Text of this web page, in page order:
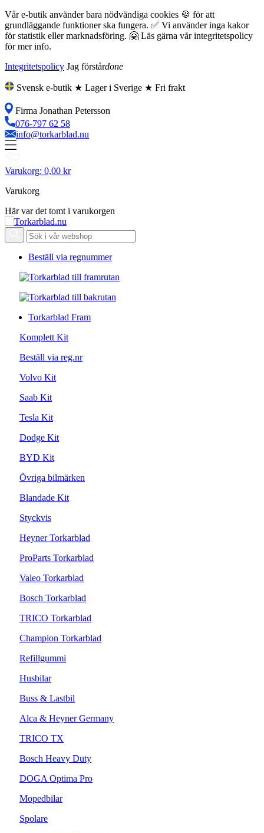
Vår e-butik använder bara nödvändiga cookies 🍪 för att
grundläggande funktioner ska fungera. ✅ Vi använder inga kakor
för statistik eller marknadsföring. 🤗 Läs gärna vår integritetspolicy
för mer info.
Integritetspolicy Jag förstårdone
Svensk e-butik ★ Lager i Sverige ★ Fri frakt
Firma Jonathan Petersson
076-797 62 58
info@torkarblad.nu
Varukorg: 0,00 kr
Varukorg
Här var det tomt i varukorgen
Beställ via regnummer
Torkarblad Fram
Komplett Kit
Beställ via reg.nr
Volvo Kit
Saab Kit
Tesla Kit
Dodge Kit
BYD Kit
Övriga bilmärken
Blandade Kit
Styckvis
Heyner Torkarblad
ProParts Torkarblad
Valeo Torkarblad
Bosch Torkarblad
TRICO Torkarblad
Champion Torkarblad
Refillgummi
Husbilar
Buss & Lastbil
Alca & Heyner Germany
TRICO TX
Bosch Heavy Duty
DOGA Optima Pro
Mopedbilar
Spolare